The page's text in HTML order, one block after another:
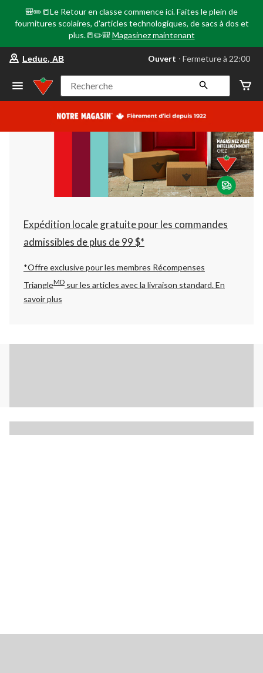
🎒✏️📒Le Retour en classe commence ici. Faites le plein de
fournitures scolaires, d'articles technologiques, de sacs à dos et
plus.📒✏️🎒 Magasinez maintenant
votre
préféré
Leduc,
AB,
courament
Fermeture
à
22:00
cliquer
pour
changer
Leduc, AB Ouvert ⋅ Fermeture à 22:00
Recherche
Expédition locale gratuite pour les commandes
admissibles de plus de 99 $*
*Offre exclusive pour les membres Récompenses
TriangleMD sur les articles avec la livraison standard.En
savoir plus